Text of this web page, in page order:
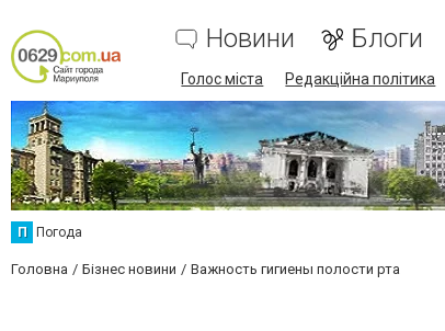
Новини Блоги
Голос міста Редакційна політика
П Погода
Головна Бізнес новини Важность гигиены полости рта